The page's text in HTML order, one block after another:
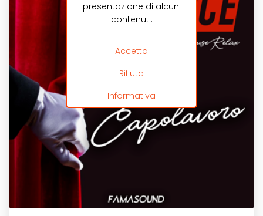
presentazione di alcuni
contenuti.
Accetta
Rifiuta
Informativa